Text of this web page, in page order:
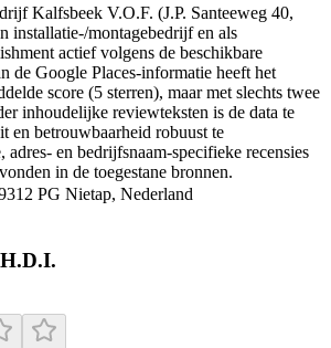
Kalfsbeek V.O.F. (J.P. Santeeweg 40,
installatie-/montagebedrijf en als
actief volgens de beschikbare
de Google Places-informatie heeft het
score (5 sterren), maar met slechts twee
inhoudelijke reviewteksten is de data te
en betrouwbaarheid robuust te
adres- en bedrijfsnaam-specifieke recensies
in de toegestane bronnen.
PG Nietap, Nederland